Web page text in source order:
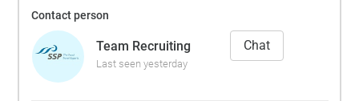
Contact person
Team Recruiting
Last seen yesterday
Chat